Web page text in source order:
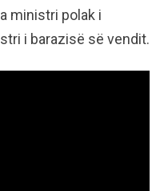
ministri polak i
i barazisë së vendit.